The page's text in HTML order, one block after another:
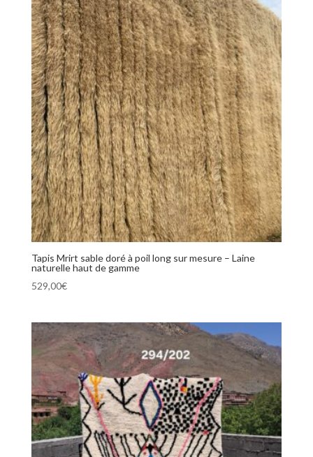
Tapis Mrirt sable doré à poil long sur mesure – Laine
naturelle haut de gamme
529,00€